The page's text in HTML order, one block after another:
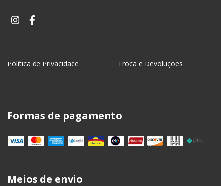
Política de Privacidade Troca e Devoluções
Formas de pagamento
Meios de envio